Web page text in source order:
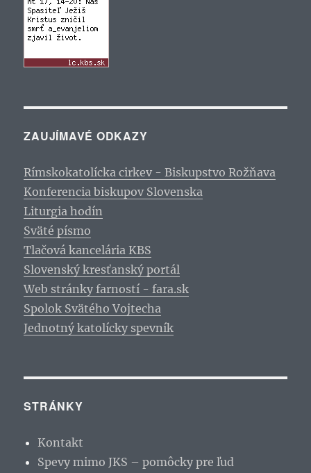
ZAUJÍMAVÉ ODKAZY
Rímskokatolícka cirkev - Biskupstvo Rožňava
Konferencia biskupov Slovenska
Liturgia hodín
Sväté písmo
Tlačová kancelária KBS
Slovenský kresťanský portál
Web stránky farností - fara.sk
Spolok Svätého Vojtecha
Jednotný katolícky spevník
STRÁNKY
Kontakt
Spevy mimo JKS – pomôcky pre ľud